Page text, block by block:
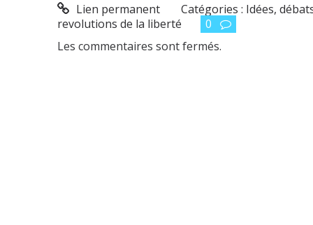
Lien permanent Catégories : Idées,
revolutions de la liberté
0
Les commentaires sont fermés.